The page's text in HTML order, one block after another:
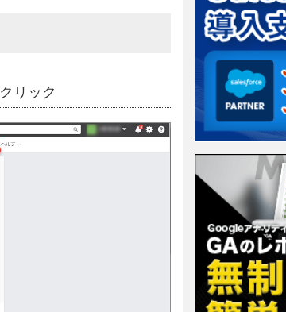
リック